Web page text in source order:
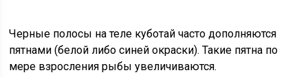
Черные полосы на теле куботай часто дополняются
пятнами (белой либо синей окраски). Такие пятна по
мере взросления рыбы увеличиваются.